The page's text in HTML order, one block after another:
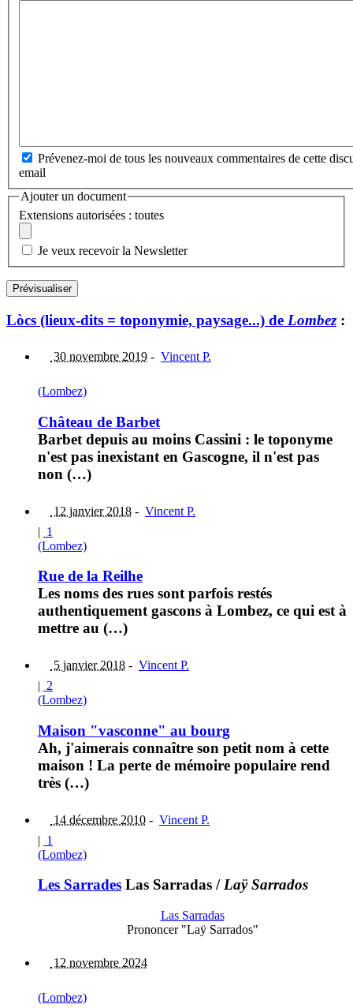
Prévenez-moi de tous les nouveaux commentaires de cette
email
Ajouter un document
Extensions autorisées : toutes
Je veux recevoir la Newsletter
Lòcs (lieux-dits = toponymie, paysage...) de Lombez:
30 novembre 2019 - Vincent P.
(Lombez)
Château de Barbet
Barbet depuis au moins Cassini : le toponyme
n'est pas inexistant en Gascogne, il n'est pas
non (…)
12 janvier 2018 - Vincent P.
| 1
(Lombez)
Rue de la Reilhe
Les noms des rues sont parfois restés
authentiquement gascons à Lombez, ce qui est à
mettre au (…)
5 janvier 2018 - Vincent P.
| 2
(Lombez)
Maison "vasconne" au bourg
Ah, j'aimerais connaître son petit nom à cette
maison ! La perte de mémoire populaire rend
très (…)
14 décembre 2010 - Vincent P.
| 1
(Lombez)
Les Sarrades Las Sarradas /Laÿ Sarrados
Las Sarradas
Prononcer "Laÿ Sarrados"
12 novembre 2024
(Lombez)